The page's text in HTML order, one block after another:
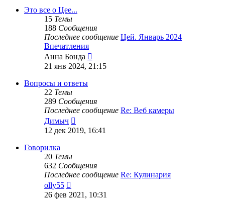
Это все о Цее...
15 Темы
188 Сообщения
Последнее сообщение Цей. Январь 2024
Впечатления
Анна Бонда
к
21 янв 2024, 21:15
Вопросы и ответы
22 Темы
289 Сообщения
Последнее сообщение Re: Веб камеры
Димыч
к
12 дек 2019, 16:41
Говорилка
20 Темы
632 Сообщения
Последнее сообщение Re: Кулинария
olly55
к
26 фев 2021, 10:31